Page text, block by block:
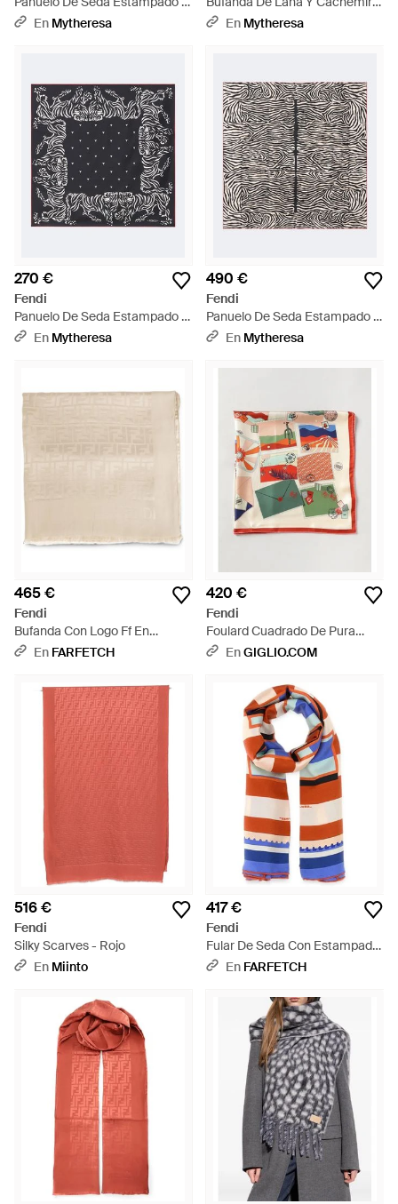
Blanco
En Mytheresa
Reversible - Negro
En Mytheresa
270 €
Fendi
Panuelo De Seda Estampado -
Negro
En Mytheresa
490 €
Fendi
Panuelo De Seda Estampado -
Negro
En Mytheresa
465 €
Fendi
Bufanda Con Logo Ff En
Jacquard - Neutro
En FARFETCH
420 €
Fendi
Foulard Cuadrado De Pura
Seda Con Estampado Gráfico
EnGIGLIO.COM
516 €
Fendi
Silky Scarves - Rojo
En Miinto
417 €
Fendi
Fular De Seda Con Estampado
Pequin - Azul
En FARFETCH